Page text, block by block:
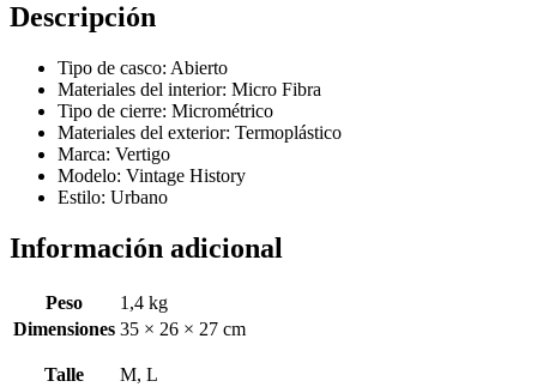
Descripción
Tipo de casco: Abierto
Materiales del interior: Micro Fibra
Tipo de cierre: Micrométrico
Materiales del exterior: Termoplástico
Marca: Vertigo
Modelo: Vintage History
Estilo: Urbano
Información adicional
Peso
1,4 kg
Dimensiones 35 × 26 × 27 cm
Talle M, L